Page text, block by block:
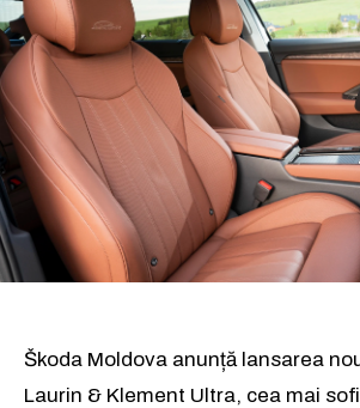
Škoda Moldova anunță lansarea
Laurin & Klement Ultra, cea mai